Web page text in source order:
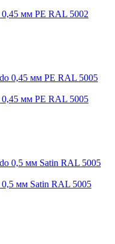
мм PE RAL 5002
мм PE RAL 5005
мм Satin RAL 5005